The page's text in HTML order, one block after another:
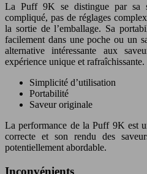
La Puff 9K se distingue par sa
compliqué, pas de réglages
la sortie de l’emballage. Sa
facilement dans une poche ou un
alternative intéressante aux
expérience unique et rafraîchissante.
Simplicité d’utilisation
Portabilité
Saveur originale
La performance de la Puff 9K est
correcte et son rendu des
potentiellement abordable.
Inconvénients